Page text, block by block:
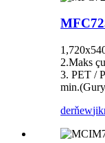
2.Maks
3. PET /
derňew